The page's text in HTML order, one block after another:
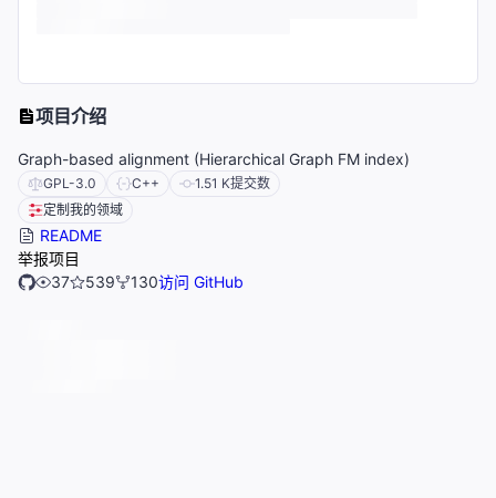
项目介绍
Graph-based alignment (Hierarchical Graph FM index)
GPL-3.0 C++ 1.51 K提交数
定制我的领域
README
举报项目
37
539 130访问 GitHub